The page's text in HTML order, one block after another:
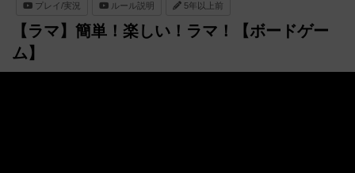
プレイ/実況 ルール説明 5年以上前
【ラマ】簡単！楽しい！ラマ！【ボードゲー
ム】